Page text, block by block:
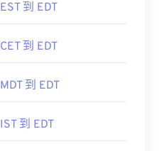
EST 到 EDT
CET 到 EDT
MDT 到 EDT
IST 到 EDT